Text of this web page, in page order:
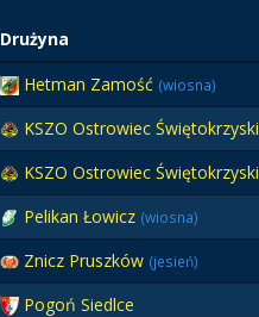
Drużyna
Hetman Zamość (wiosna)
KSZO Ostrowiec Świętokrzyski
KSZO Ostrowiec Świętokrzyski
Pelikan Łowicz (wiosna)
Znicz Pruszków (jesień)
Pogoń Siedlce